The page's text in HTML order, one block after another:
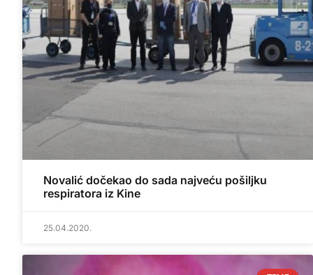
Novalić dočekao do sada najveću pošiljku
respiratora iz Kine
25.04.2020.